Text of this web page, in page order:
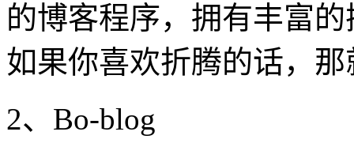
的博客程序，拥有丰富
如果你喜欢折腾的话，
2、Bo-blog